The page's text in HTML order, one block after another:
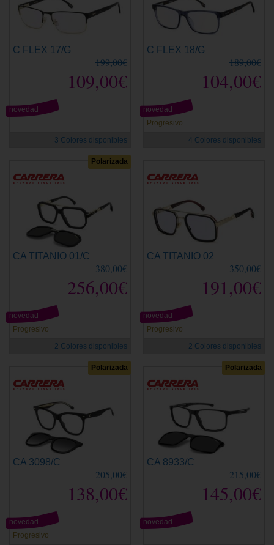
C FLEX 17/G
199,00€
109,00€
novedad
3 Colores disponibles
C FLEX 18/G
189,00€
104,00€
Progresivo
novedad
4 Colores disponibles
Polarizada
CA TITANIO 01/C
380,00€
256,00€
Progresivo
novedad
2 Colores disponibles
CA TITANIO 02
350,00€
191,00€
Progresivo
novedad
2 Colores disponibles
Polarizada
CA 3098/C
205,00€
138,00€
Progresivo
novedad
Polarizada
CA 8933/C
215,00€
145,00€
novedad